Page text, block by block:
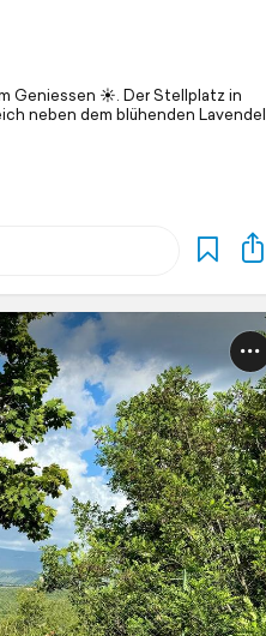
Geniessen ☀️. Der Stellplatz in
neben dem blühenden Lavendel